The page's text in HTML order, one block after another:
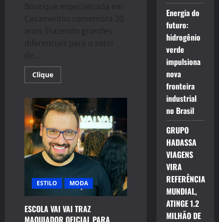
Boutique especializada em
Casamentos comemora 20
anos Trazendo grandes
diferenciais para o setor
de...
CliqueRead
more
EMPRESA
PHOTOS
BOUTIQUE
ESPECIALIZADA
EM
CASAMENTOS
COMEMORA
20
ANOS
ESTILO MODA
ESCOLA VAI VAI TRAZ
Energia do
futuro:
hidrogênio
verde
impulsiona
nova
fronteira
industrial
no Brasil
GRUPO
HADASSA
VIAGENS
VIRA
REFERÊNCIA
MUNDIAL,
ATINGE 1.2
MILHÃO DE